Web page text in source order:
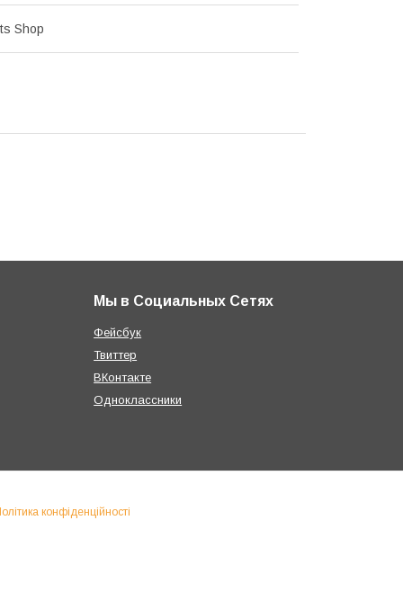
Shop
Мы в Социальных Сетях
Фейсбук
Твиттер
ВКонтакте
Одноклассники
конфіденційності